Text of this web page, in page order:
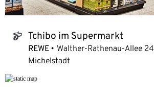
tchibo_logo Tchibo im Supermarkt
REWE Walther-Rathenau-Allee 24
Michelstadt